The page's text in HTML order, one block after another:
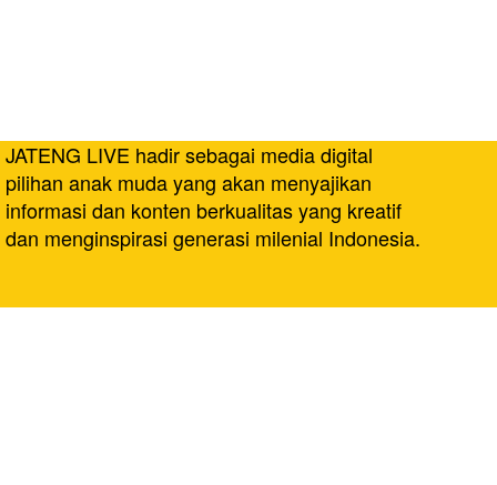
JATENG LIVE hadir sebagai media digital
pilihan anak muda yang akan menyajikan
informasi dan konten berkualitas yang kreatif
dan menginspirasi generasi milenial Indonesia.